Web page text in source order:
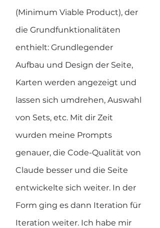
(Minimum Viable Product), der
die Grundfunktionalitäten
enthielt: Grundlegender
Aufbau und Design der Seite,
Karten werden angezeigt und
lassen sich umdrehen, Auswahl
von Sets, etc. Mit dir Zeit
wurden meine Prompts
genauer, die Code-Qualität von
Claude besser und die Seite
entwickelte sich weiter. In der
Form ging es dann Iteration für
Iteration weiter. Ich habe mir